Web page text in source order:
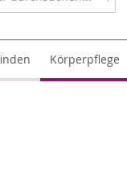
Körperpflege